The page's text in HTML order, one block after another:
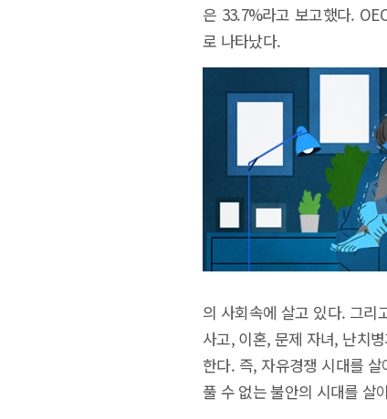
은 33.7%라고 보고했다.
로 나타났다.
의 사회속에 살고 있다. 그리
사고, 이혼, 문제 자녀, 난치
한다. 즉, 자유경쟁 시대를
풀 수 없는 불안의 시대를 살